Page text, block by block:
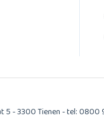
5 - 3300 Tienen - tel: 0800